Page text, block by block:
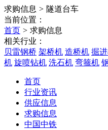
求购信息 > 隧道台车
当前位置：
首页 > 求购信息
相关行业：
贝雷钢桥 架桥机 造桥机 掘
机 旋喷钻机 洗石机 弯箍机
首页
行业资讯
供应信息
求购信息
中国中铁